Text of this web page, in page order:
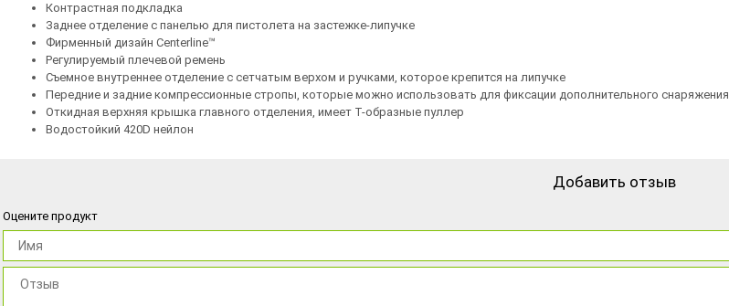
Контрастная подкладка
Заднее отделение с панелью для пистолета на застежке-липучке
Фирменный дизайн Centerline™
Регулируемый плечевой ремень
Съемное внутреннее отделение с сетчатым верхом и ручками, которое крепится на липучке
Передние и задние компрессионные стропы, которые можно использовать для фиксации дополнительного снаряжения
Откидная верхняя крышка главного отделения, имеет Т-образные пуллер
Водостойкий 420D нейлон
Добавить отзыв
Оцените продукт